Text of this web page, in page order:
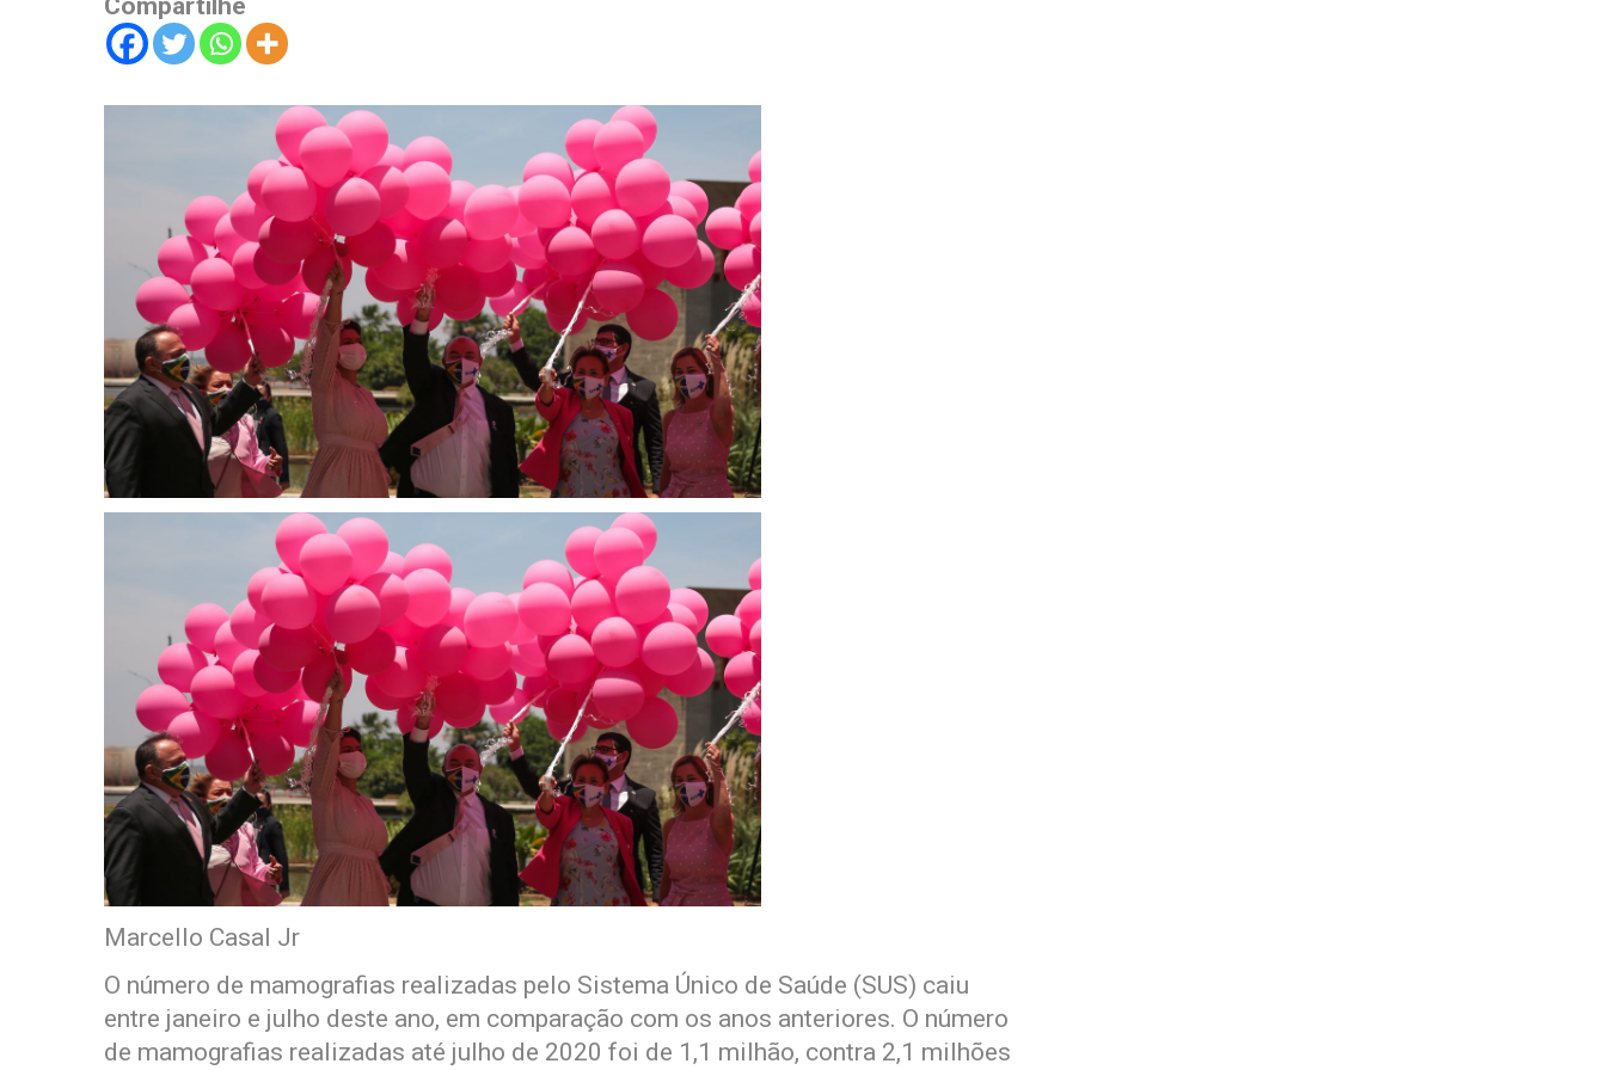
Compartilhe
Marcello Casal Jr
O número de mamografias realizadas pelo Sistema Único de Saúde (SUS) caiu
entre janeiro e julho deste ano, em comparação com os anos anteriores. O número
de mamografias realizadas até julho de 2020 foi de 1,1 milhão, contra 2,1 milhões